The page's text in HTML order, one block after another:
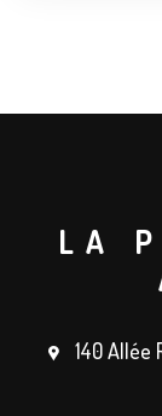
LA
140 Allée